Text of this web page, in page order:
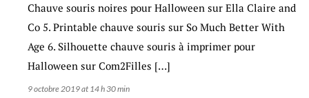
Chauve souris noires pour Halloween sur Ella Claire and
Co 5. Printable chauve souris sur So Much Better With
Age 6. Silhouette chauve souris à imprimer pour
Halloween sur Com2Filles […]
9 octobre 2019 at 14 h 30 min